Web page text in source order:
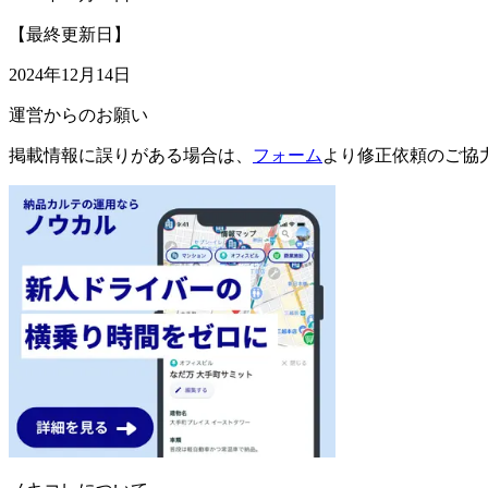
【最終更新日】
2024年12月14日
運営からのお願い
掲載情報に誤りがある場合は、 フォーム より修正依頼のご協